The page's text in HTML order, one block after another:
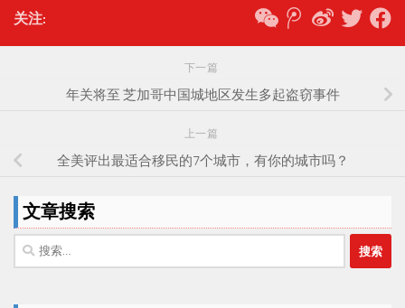
关注:
下一篇
年关将至 芝加哥中国城地区发生多起盗窃事件
上一篇
全美评出最适合移民的7个城市，有你的城市吗？
文章搜索
搜
索：